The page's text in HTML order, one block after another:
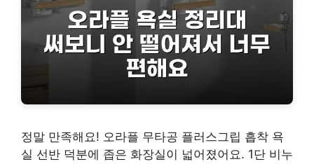
정말 만족해요! 오라플 무타공 플러스그립 흡착 욕
실 선반 덕분에 좁은 화장실이 넓어졌어요. 1단 비누